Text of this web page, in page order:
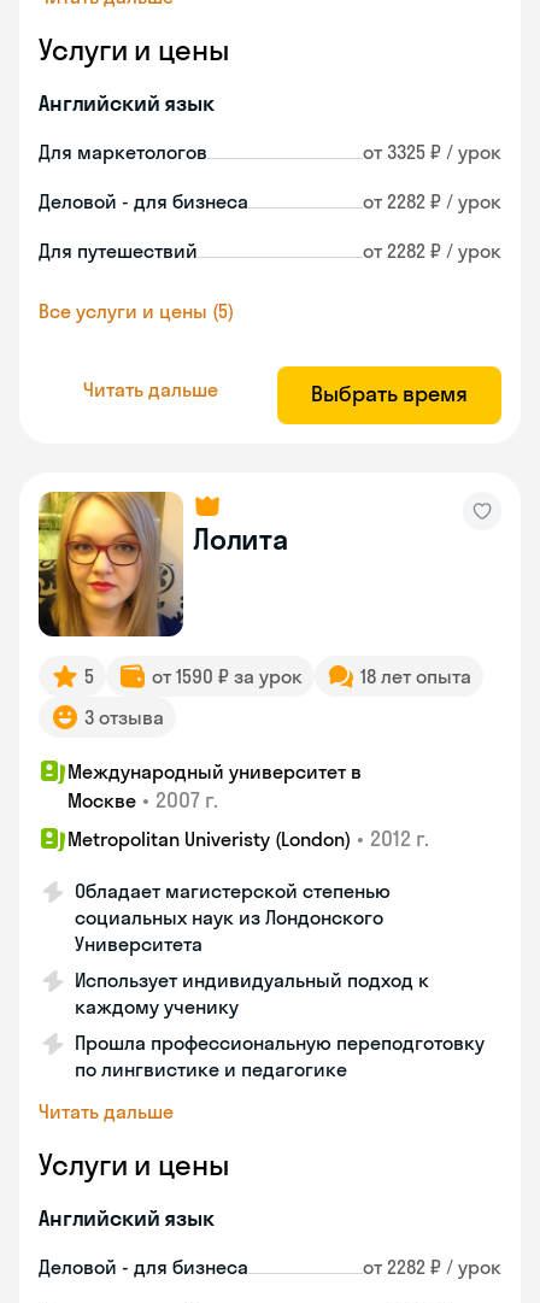
Услуги и цены
Английский язык
Для маркетологов от 3325 ₽ / урок
Деловой - для бизнеса от 2282 ₽ / урок
Для путешествий от 2282 ₽ / урок
Все услуги и цены (5)
Читать дальше Выбрать время
Лолита
5 от 1590 ₽ за урок
18 лет опыта
3 отзыва
Международный университет в
Москве • 2007 г.
Metropolitan Univeristy (London) • 2012 г.
Обладает магистерской степенью
социальных наук из Лондонского
Университета
Использует индивидуальный подход к
каждому ученику
Прошла профессиональную переподготовку
по лингвистике и педагогике
Читать дальше
Услуги и цены
Английский язык
Деловой - для бизнеса от 2282 ₽ / урок